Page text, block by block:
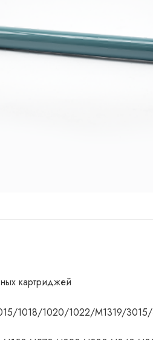
картриджей
1018/1020/1022/M1319/